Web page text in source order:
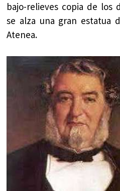
bajo-relieves copia de los
se alza una gran estatua
Atenea.